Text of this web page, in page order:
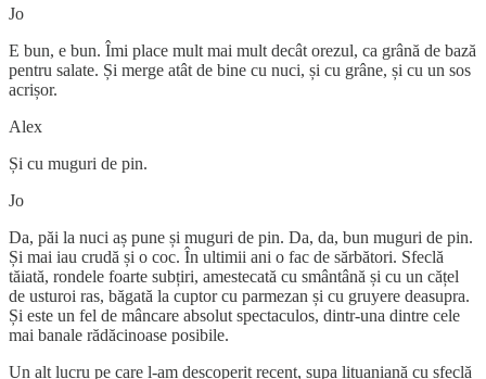
Jo
E bun, e bun. Îmi place mult mai mult decât orezul, ca grână de bază
pentru salate. Și merge atât de bine cu nuci, și cu grâne, și cu un sos
acrișor.
Alex
Și cu muguri de pin.
Jo
Da, păi la nuci aș pune și muguri de pin. Da, da, bun muguri de pin.
Și mai iau crudă și o coc. În ultimii ani o fac de sărbători. Sfeclă
tăiată, rondele foarte subțiri, amestecată cu smântână și cu un cățel
de usturoi ras, băgată la cuptor cu parmezan și cu gruyere deasupra.
Și este un fel de mâncare absolut spectaculos, dintr-una dintre cele
mai banale rădăcinoase posibile.
Un alt lucru pe care l-am descoperit recent, supa lituaniană cu sfeclă